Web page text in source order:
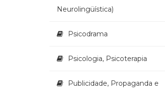
Neurolingüística)
Psicodrama
Psicologia, Psicoterapia
Publicidade, Propaganda e